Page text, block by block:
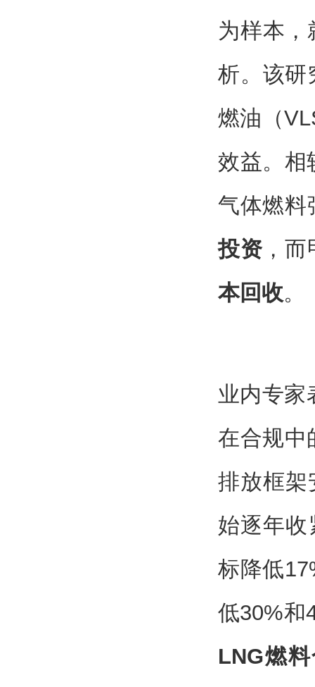
为样本
析。该研
燃油（
效益。相
气体燃料
投资，而
本回收。
业内专家
在合规中
排放框架
始逐年收
标降低
低30%和
LNG燃